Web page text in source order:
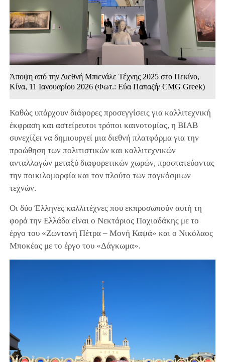
Άποψη από την Διεθνή Μπιενάλε Τέχνης 2025 στο Πεκίνο,
Κίνα, 11 Ιανουαρίου 2026 (Φωτ.: Εύα Παπαζή/ CMG Greek)
Καθώς υπάρχουν διάφορες προσεγγίσεις για καλλιτεχνική
έκφραση και αστείρευτοι τρόποι καινοτομίας, η BIAB
συνεχίζει να δημιουργεί μια διεθνή πλατφόρμα για την
προώθηση των πολιτιστικών και καλλιτεχνικών
ανταλλαγών μεταξύ διαφορετικών χωρών, προστατεύοντας
την ποικιλομορφία και τον πλούτο των παγκόσμιων
τεχνών.
Οι δύο Έλληνες καλλιτέχνες που εκπροσωπούν αυτή τη
φορά την Ελλάδα είναι ο Νεκτάριος Παχιαδάκης με το
έργο του «Ζωντανή Πέτρα – Μονή Καψά» και ο Νικόλαος
Μποκέας με το έργο του «Δάγκωμα».